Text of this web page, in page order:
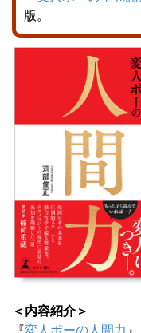
版。
＜内容紹介＞
『変人ポーの人間力 』